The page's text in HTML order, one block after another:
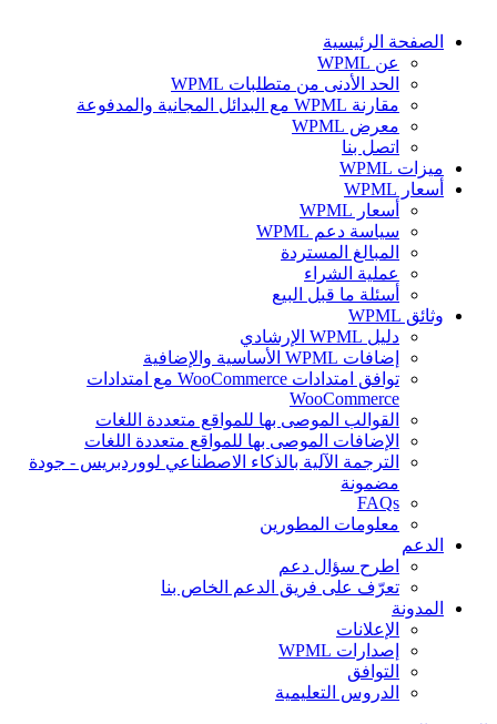
الصفحة الرئيسية
عن WPML
الحد الأدنى من متطلبات WPML
مقارنة WPML مع البدائل المجانية والمدفوعة
معرض WPML
اتصل بنا
ميزات WPML
أسعار WPML
أسعار WPML
سياسة دعم WPML
المبالغ المستردة
عملية الشراء
أسئلة ما قبل البيع
وثائق WPML
دليل WPML الإرشادي
إضافات WPML الأساسية والإضافية
توافق امتدادات WooCommerce مع امتدادات
WooCommerce
القوالب الموصى بها للمواقع متعددة اللغات
الإضافات الموصى بها للمواقع متعددة اللغات
الترجمة الآلية بالذكاء الاصطناعي لووردبريس - جودة
مضمونة
FAQs
معلومات المطورين
الدعم
اطرح سؤال دعم
تعرّف على فريق الدعم الخاص بنا
المدونة
الإعلانات
إصدارات WPML
التوافق
الدروس التعليمية